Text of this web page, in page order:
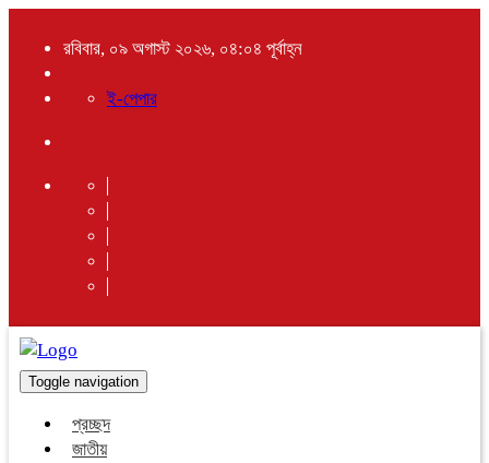
রবিবার, ০৯ অগাস্ট ২০২৬, ০৪:০৪ পূর্বাহ্ন
ই-পেপার
Toggle navigation
প্রচ্ছদ
জাতীয়